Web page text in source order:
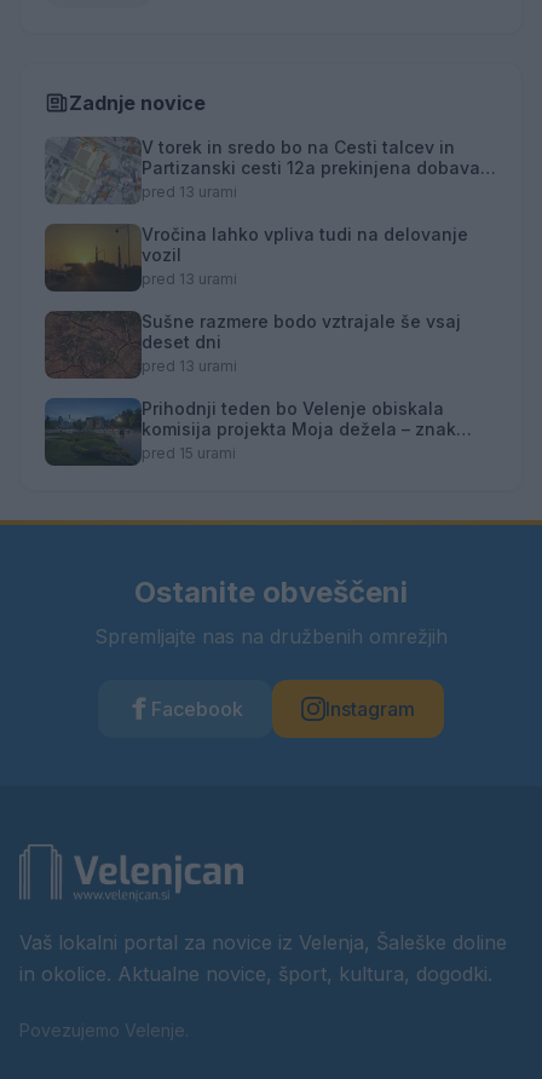
Zadnje novice
V torek in sredo bo na Cesti talcev in
Partizanski cesti 12a prekinjena dobava
toplotne energije
pred 13 urami
Vročina lahko vpliva tudi na delovanje
vozil
pred 13 urami
Sušne razmere bodo vztrajale še vsaj
deset dni
pred 13 urami
Prihodnji teden bo Velenje obiskala
komisija projekta Moja dežela – znak
gostoljubnosti
pred 15 urami
Ostanite obveščeni
Spremljajte nas na družbenih omrežjih
Facebook Instagram
Vaš lokalni portal za novice iz Velenja, Šaleške doline
in okolice. Aktualne novice, šport, kultura, dogodki.
Povezujemo Velenje.